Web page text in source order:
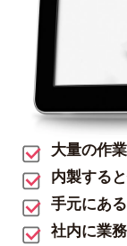
大量の作
内製する
手元にあ
社内に業